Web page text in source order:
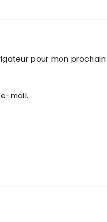
pour mon prochain
mail.